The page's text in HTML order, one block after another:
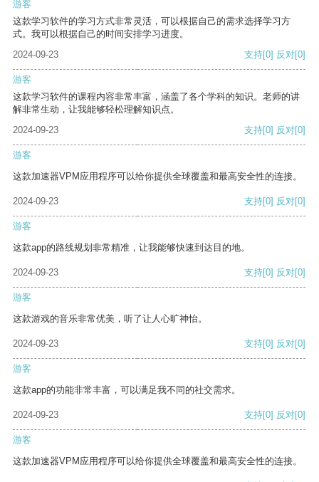
游客
这款学习软件的学习方式非常灵活，可以根据自己的需求选择学习方
式。我可以根据自己的时间安排学习进度。
2024-09-23
支持[0] 反对[0]
游客
这款学习软件的课程内容非常丰富，涵盖了各个学科的知识。老师的讲
解非常生动，让我能够轻松理解知识点。
2024-09-23
支持[0] 反对[0]
游客
这款加速器VPM应用程序可以给你提供全球覆盖和最高安全性的连接。
2024-09-23 支持[0] 反对[0]
游客
这款app的路线规划非常精准，让我能够快速到达目的地。
2024-09-23 支持[0] 反对[0]
游客
这款游戏的音乐非常优美，听了让人心旷神怡。
2024-09-23 支持[0] 反对[0]
游客
这款app的功能非常丰富，可以满足我不同的社交需求。
2024-09-23 支持[0] 反对[0]
游客
这款加速器VPM应用程序可以给你提供全球覆盖和最高安全性的连接。